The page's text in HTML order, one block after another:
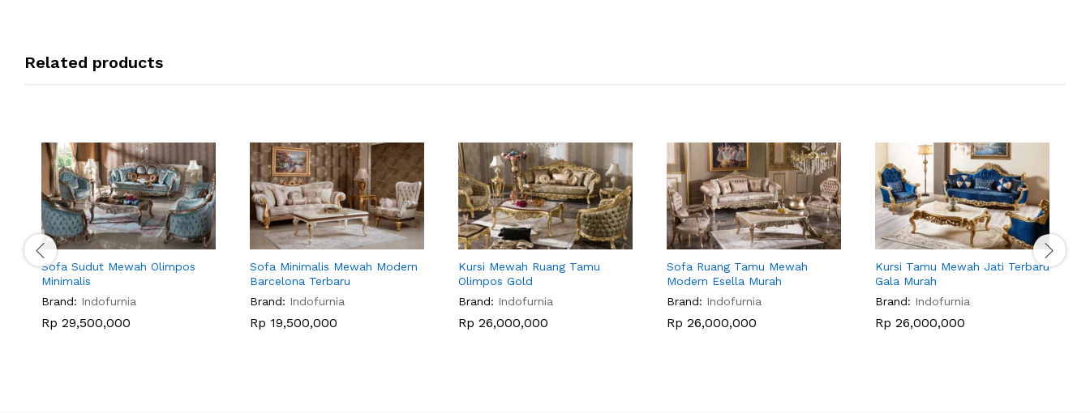
Related products
Sofa Sudut Mewah Olimpos
Minimalis
Brand: Indofurnia
Rp 29,500,000
Sofa Minimalis Mewah Modern
Barcelona Terbaru
Brand: Indofurnia
Rp 19,500,000
Kursi Mewah Ruang Tamu
Olimpos Gold
Brand: Indofurnia
Rp 26,000,000
Sofa Ruang Tamu Mewah
Modern Esella Murah
Brand: Indofurnia
Rp 26,000,000
Kursi Tamu Mewah Jati Terbaru
Gala Murah
Brand: Indofurnia
Rp 26,000,000